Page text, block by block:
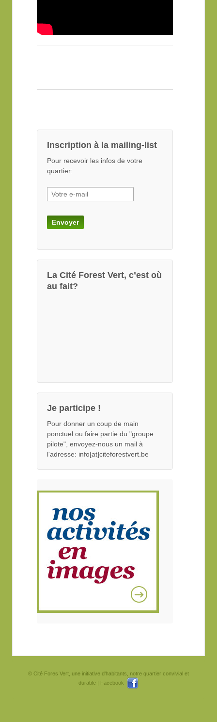
Inscription à la mailing-list
Pour recevoir les infos de votre
quartier:
La Cité Forest Vert, c’est où
au fait?
Je participe !
Pour donner un coup de main
ponctuel ou faire partie du "groupe
pilote", envoyez-nous un mail à
l'adresse: info[at]citeforestvert.be
© Cité Fores Vert, une initiative d'habitants, notre quartier convivial et
durable |
Facebook